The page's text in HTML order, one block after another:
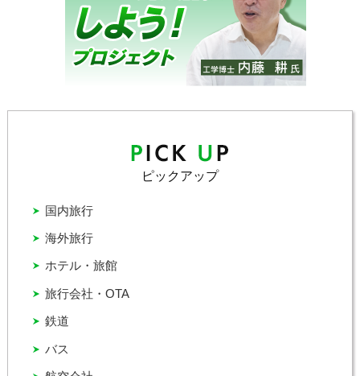
ピックアップ
バス
ホテル・旅館
国内旅行
旅行会社・OTA
海外旅行
鉄道